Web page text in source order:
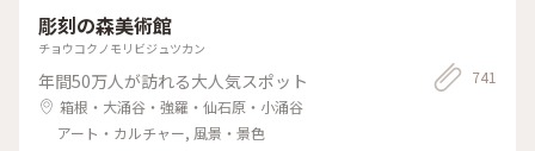
根 #私のことりっぷ旅
彫刻の森美術館
チョウコクノモリビジュツカン
年間50万人が訪れる大人気スポット
箱根・大涌谷・強羅・仙石原・小涌谷
アート・カルチャー, 風景・景色
741